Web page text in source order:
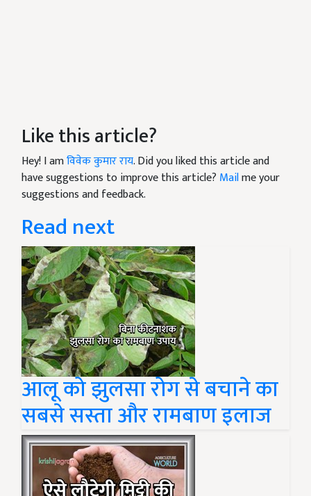
Like this article?
Hey! I amविवेक कुमार राय. Did you liked this article and
have suggestions to improve this article? Mailme your
suggestions and feedback.
Read next
आलू को झुलसा रोग से बचाने का
सबसे सस्ता और रामबाण इलाज